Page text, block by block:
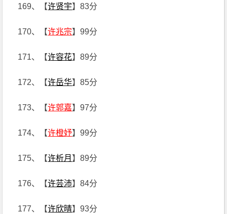
169、【许贤宇】83分
170、【许兆宗】99分
171、【许容花】89分
172、【许岳华】85分
173、【许郭嘉】97分
174、【许橙妤】99分
175、【许析月 】89分
176、【许芸沛】84分
177、【许欣晴】93分